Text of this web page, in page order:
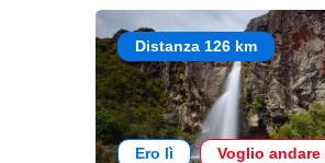
Distanza 126 km
Ero lì Voglio andare